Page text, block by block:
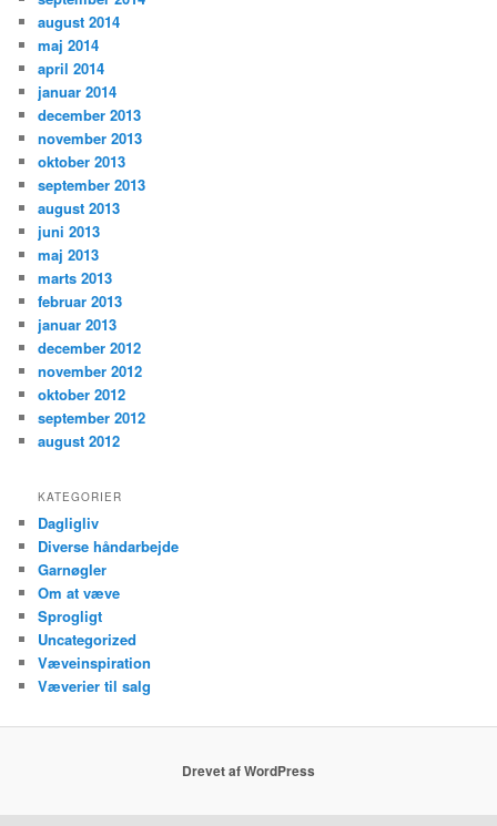
august 2014
maj 2014
april 2014
januar 2014
december 2013
november 2013
oktober 2013
september 2013
august 2013
juni 2013
maj 2013
marts 2013
februar 2013
januar 2013
december 2012
november 2012
oktober 2012
september 2012
august 2012
KATEGORIER
Dagligliv
Diverse håndarbejde
Garnøgler
Om at væve
Sprogligt
Uncategorized
Væveinspiration
Væverier til salg
Drevet af WordPress